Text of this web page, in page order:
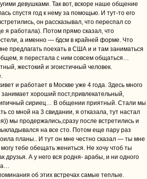
девушками. Так вот, вскоре наше общение
спустя год к нему за помощью. И тут-то его
он рассказывал, что переспал со
я работала). Потом прямо сказал, что
а именно — бдсм в крайней форме. Что
предлагать поехать в США и и там заниматься
я перестала с ним совсем общаться…
жестокий и эгоистичный человек.
и работает в Москве уже 4 года. Здесь много
хороший пост,привлекательный,
сириец… В общении приятный. Стали мы
со мной на 3 свидании, я отказала, тут настал
мы продержались,сразу после встретились и
на все сто. Потом еще пару раз
планы.. И тут он мне честно сказал — ты мне
тебе обещать жениться. Не хочу чтоб ты
друзья. А у него вся родня- арабы, и ни одного
об этих встречах самые теплые.